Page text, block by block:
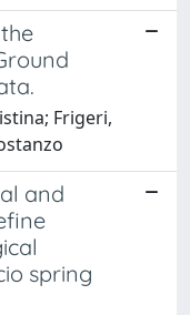
Frigeri,
and
spring